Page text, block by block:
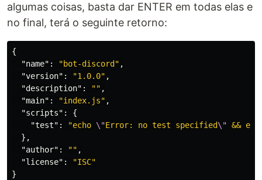
algumas coisas, basta dar ENTER em todas elas e
no final, terá o seguinte retorno:
{
"name" : "bot-discord" ,
"version" : "1.0.0" ,
"description" : "" ,
"main" : "index.js" ,
"scripts" :
{
"test" : "echo \"Error: no test specified\" &&
},
"author" : "" ,
"license" :
"ISC"
}